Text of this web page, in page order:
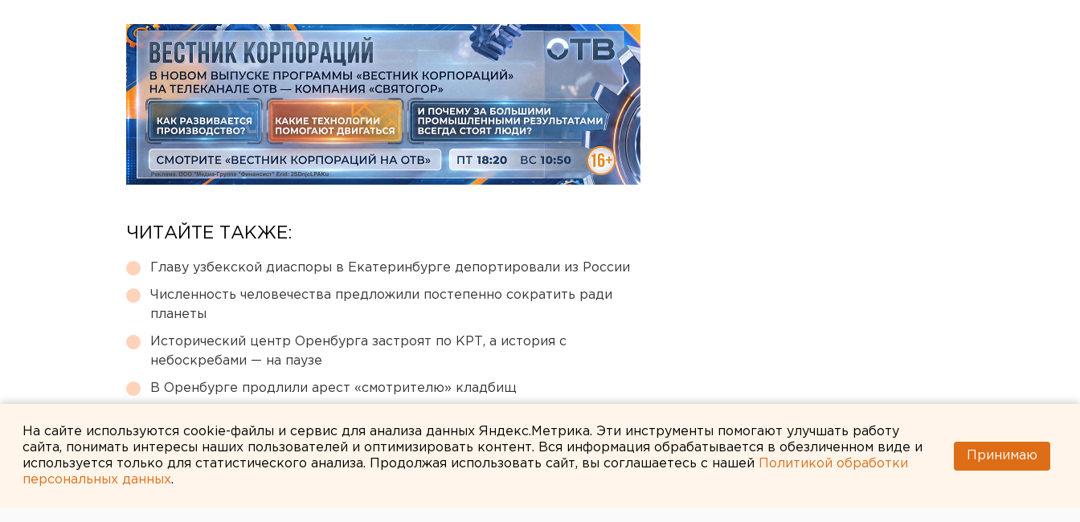
ЧИТАЙТЕ ТАКЖЕ:
Главу узбекской диаспоры в Екатеринбурге депортировали из России
Численность человечества предложили постепенно сократить ради
планеты
Исторический центр Оренбурга застроят по КРТ, а история с
небоскребами — на паузе
В Оренбурге продлили арест «смотрителю» кладбищ
На сайте используются cookie-файлы и сервис для анализа данных Яндекс.Метрика. Эти инструменты помогают улучшать работу
сайта, понимать интересы наших пользователей и оптимизировать контент. Вся информация обрабатывается в обезличенном виде и
используется только для статистического анализа. Продолжая использовать сайт, вы соглашаетесь с нашей
Политикой обработки
персональных данных.
Принимаю